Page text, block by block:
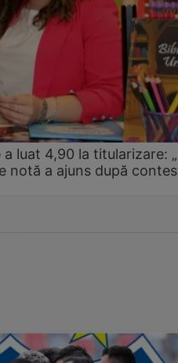
luat 4,90 la titularizare:
notă a ajuns după